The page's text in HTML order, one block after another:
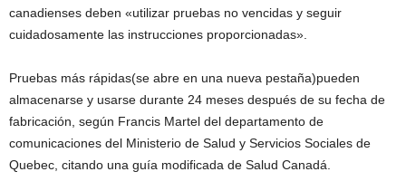
canadienses deben «utilizar pruebas no vencidas y seguir
cuidadosamente las instrucciones proporcionadas».
Pruebas más rápidas(se abre en una nueva pestaña)pueden
almacenarse y usarse durante 24 meses después de su fecha de
fabricación, según Francis Martel del departamento de
comunicaciones del Ministerio de Salud y Servicios Sociales de
Quebec, citando una guía modificada de Salud Canadá.